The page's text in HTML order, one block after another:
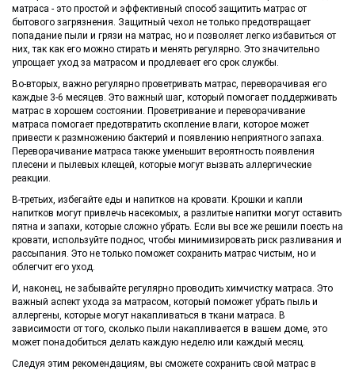
матраса - это простой и эффективный способ защитить матрас от
бытового загрязнения. Защитный чехол не только предотвращает
попадание пыли и грязи на матрас, но и позволяет легко избавиться от
них, так как его можно стирать и менять регулярно. Это значительно
упрощает уход за матрасом и продлевает его срок службы.
Во-вторых, важно регулярно проветривать матрас, переворачивая его
каждые 3-6 месяцев. Это важный шаг, который помогает поддерживать
матрас в хорошем состоянии. Проветривание и переворачивание
матраса помогает предотвратить скопление влаги, которое может
привести к размножению бактерий и появлению неприятного запаха.
Переворачивание матраса также уменьшит вероятность появления
плесени и пылевых клещей, которые могут вызвать аллергические
реакции.
В-третьих, избегайте еды и напитков на кровати. Крошки и капли
напитков могут привлечь насекомых, а разлитые напитки могут оставить
пятна и запахи, которые сложно убрать. Если вы все же решили поесть на
кровати, используйте поднос, чтобы минимизировать риск разливания и
рассыпания. Это не только поможет сохранить матрас чистым, но и
облегчит его уход.
И, наконец, не забывайте регулярно проводить химчистку матраса. Это
важный аспект ухода за матрасом, который поможет убрать пыль и
аллергены, которые могут накапливаться в ткани матраса. В
зависимости от того, сколько пыли накапливается в вашем доме, это
может понадобиться делать каждую неделю или каждый месяц.
Следуя этим рекомендациям, вы сможете сохранить свой матрас в